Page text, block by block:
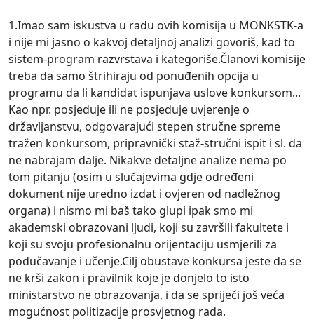
1.Imao sam iskustva u radu ovih komisija u MONKSTK-a
i nije mi jasno o kakvoj detaljnoj analizi govoriš, kad to
sistem-program razvrstava i kategoriše.Članovi komisije
treba da samo štrihiraju od ponuđenih opcija u
programu da li kandidat ispunjava uslove konkursom...
Kao npr. posjeduje ili ne posjeduje uvjerenje o
državljanstvu, odgovarajući stepen stručne spreme
tražen konkursom, pripravnički staž-stručni ispit i sl. da
ne nabrajam dalje. Nikakve detaljne analize nema po
tom pitanju (osim u slučajevima gdje određeni
dokument nije uredno izdat i ovjeren od nadležnog
organa) i nismo mi baš tako glupi ipak smo mi
akademski obrazovani ljudi, koji su završili fakultete i
koji su svoju profesionalnu orijentaciju usmjerili za
podučavanje i učenje.Cilj obustave konkursa jeste da se
ne krši zakon i pravilnik koje je donjelo to isto
ministarstvo ne obrazovanja, i da se spriječi još veća
mogućnost politizacije prosvjetnog rada.